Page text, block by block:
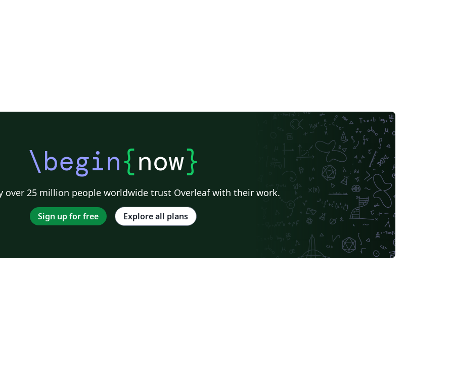
\begin{now}
over 25 million people worldwide trust Overleaf with their work.
Sign up for free Explore all plans